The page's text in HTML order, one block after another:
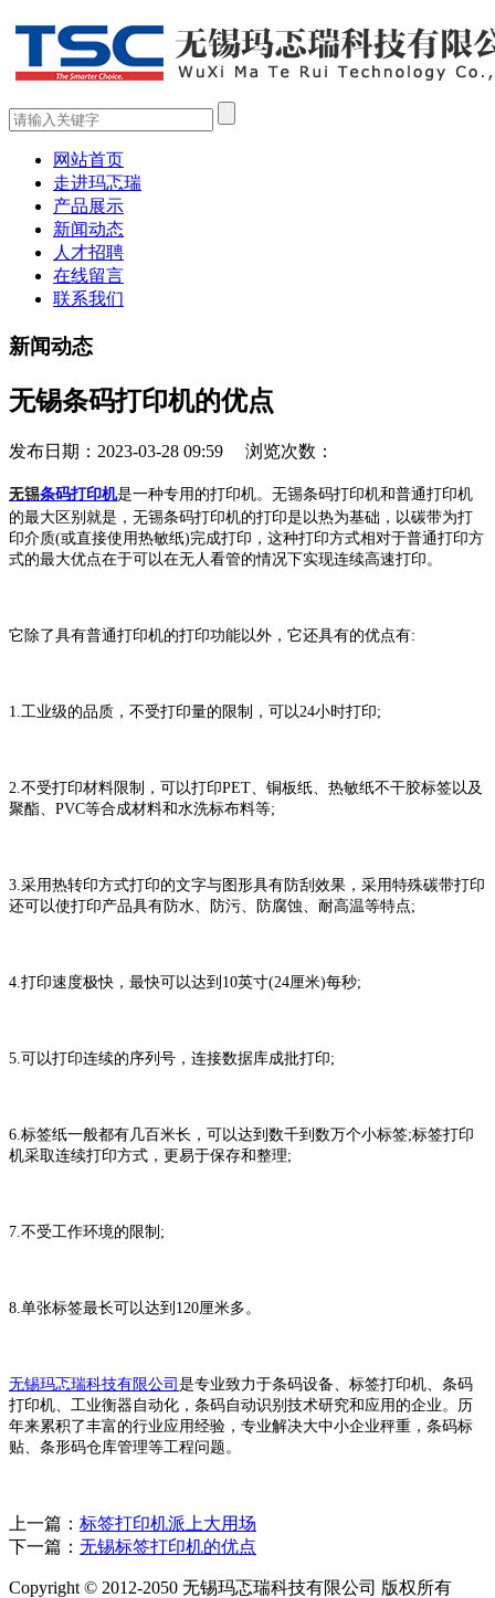
网站首页
走进玛忑瑞
产品展示
新闻动态
人才招聘
在线留言
联系我们
新闻动态
无锡条码打印机的优点
发布日期：2023-03-28 09:59 浏览次数：
无锡条码打印机是一种专用的打印机。 无锡条码打印机和普通打印机
的最大区别就是， 无锡条码打印机的打印是以热为基础，以碳带为打
印介质(或直接使用热敏纸)完成打印，这种打印方式相对于普通打印方
式的最大优点在于可以在无人看管的情况下实现连续高速打印。
它除了具有普通打印机的打印功能以外，它还具有的优点有:
1.工业级的品质，不受打印量的限制，可以24小时打印;
2.不受打印材料限制，可以打印PET、铜板纸、热敏纸不干胶标签以及
聚酯、PVC等合成材料和水洗标布料等;
3.采用热转印方式打印的文字与图形具有防刮效果，采用特殊碳带打印
还可以使打印产品具有防水、防污、防腐蚀、耐高温等特点;
4.打印速度极快，最快可以达到10英寸(24厘米)每秒;
5.可以打印连续的序列号，连接数据库成批打印;
6.标签纸一般都有几百米长，可以达到数千到数万个小标签;标签打印
机采取连续打印方式，更易于保存和整理;
7.不受工作环境的限制;
8.单张标签最长可以达到120厘米多。
无锡玛忑瑞科技有限公司 是专业致力于条码设备、标签打印机、条码
打印机、工业衡器自动化，条码自动识别技术研究和应用的企业。历
年来累积了丰富的行业应用经验，专业解决大中小企业秤重，条码标
贴、条形码仓库管理等工程问题。
上一篇： 标签打印机派上大用场
下一篇： 无锡标签打印机的优点
Copyright © 2012-2050 无锡玛忑瑞科技有限公司 版权所有